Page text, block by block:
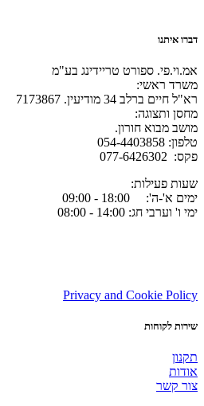
דברו איתנו
אמ.וי.פי. ספורט טריידינג בע"מ
:משרד ראשי
רא"ל חיים ברלב 34 מודיעין. 7173867
:מחסן ותצוגה
.מושב מבוא חורון
054-4403858 :טלפון
077-6426302 :פקס
:שעות פעילות
ימים א'-ה': 18:00 - 09:00
ימי ו' וערבי חג: 14:00 - 08:00
Privacy and Cookie Policy
שירות לקוחות
תקנון
אודות
צור קשר